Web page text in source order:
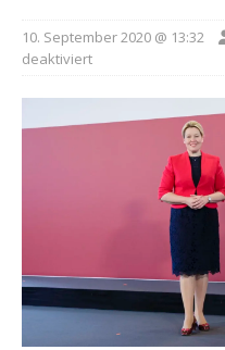
10. September 2020 @ 13:32
deaktiviert